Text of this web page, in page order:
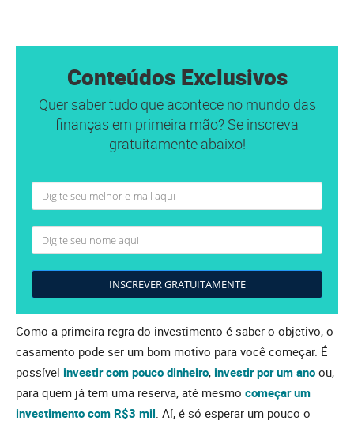
Conteúdos Exclusivos
Quer saber tudo que acontece no mundo das
finanças em primeira mão? Se inscreva
gratuitamente abaixo!
INSCREVER GRATUITAMENTE
Como a primeira regra do investimento é saber o objetivo, o
casamento pode ser um bom motivo para você começar. É
possível investir com pouco dinheiro, investir por um ano ou,
para quem já tem uma reserva, até mesmo começar um
investimento com R$3 mil . Aí, é só esperar um pouco o